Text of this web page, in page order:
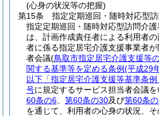
(心身の状況等の把握)
第15条
指定定期巡回・随時対応型
指定定期巡回・随時対応型訪問介
は、計画作成責任者による利用者
者に係る指定居宅介護支援事業者
者会議(鳥取市指定居宅介護支援等
関する基準等を定める条例(平成29
以下「指定居宅介護支援等基準条
号に規定するサービス担当者会議を
60条の6
第60条の30及び第60条の
を通じて、利用者の心身の状況、そ